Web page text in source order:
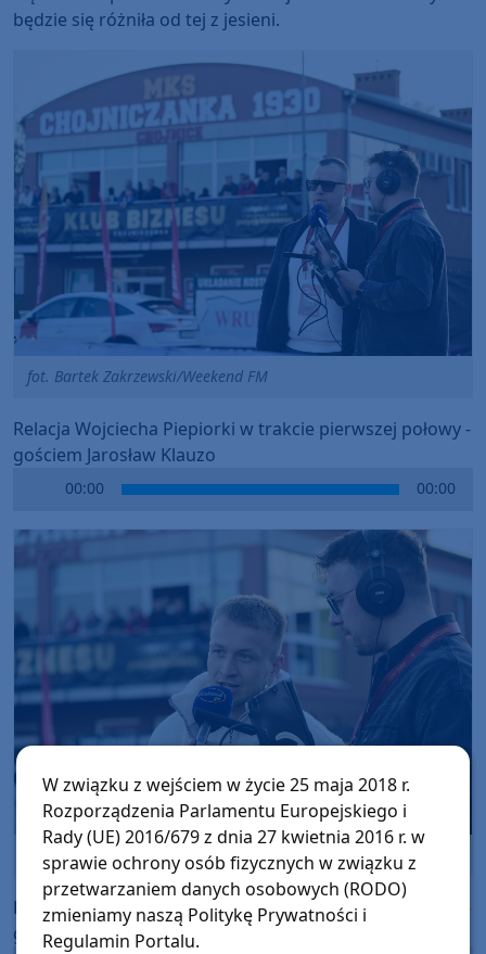
będzie się różniła od tej z jesieni.
fot. Bartek Zakrzewski/Weekend FM
Relacja Wojciecha Piepiorki w trakcie pierwszej połowy -
gościem Jarosław Klauzo
00:00 00:00
fot. Bartek Zakrzewski/Weekend FM
Relacja Wojciecha Piepiorki w trakcie pierwszej połowy -
gościem Błażej Szczepanek
W związku z wejściem w życie 25 maja 2018 r.
Rozporządzenia Parlamentu Europejskiego i
Rady (UE) 2016/679 z dnia 27 kwietnia 2016 r. w
sprawie ochrony osób fizycznych w związku z
przetwarzaniem danych osobowych (RODO)
zmieniamy naszą Politykę Prywatności i
Regulamin Portalu.